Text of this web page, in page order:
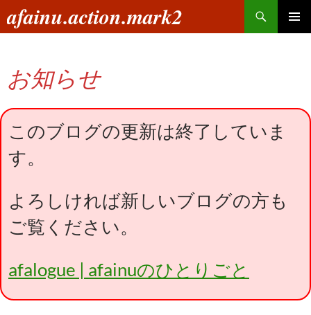
ン
へ
ス
キ
プ
afainu.action.mark2
索
お知らせ
このブログの更新は終了していま
す。
よろしければ新しいブログの方も
ご覧ください。
afalogue | afainuのひとりごと